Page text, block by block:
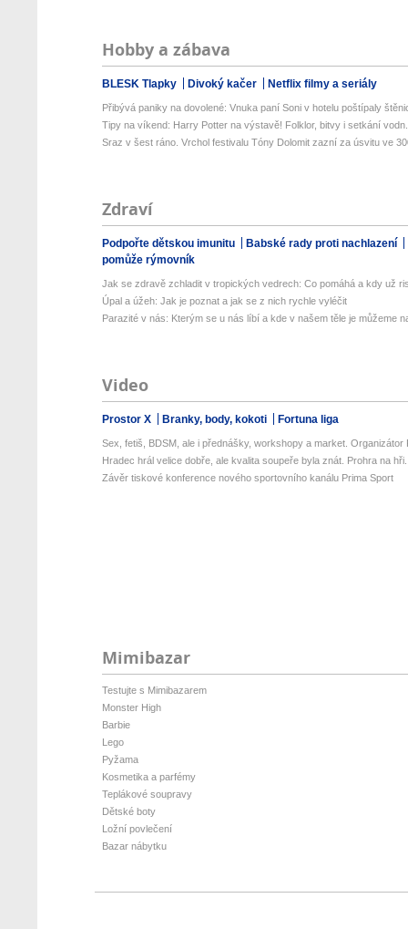
Hobby a zábava
BLESK Tlapky Divoký kačer Netflix filmy a seriály
Přibývá paniky na dovolené: Vnuka paní Soni v hotelu poštípaly
Tipy na víkend: Harry Potter na výstavě! Folklor, bitvy i setkání
Sraz v šest ráno. Vrchol festivalu Tóny Dolomit zazní za úsvitu ve
Zdraví
Podpořte dětskou imunitu
Babské rady proti nachlazení
pomůže rýmovník
Jak se zdravě zchladit v tropických vedrech: Co pomáhá a kdy už
Úpal a úžeh: Jak je poznat a jak se z nich rychle vyléčit
Parazité v nás: Kterým se u nás líbí a kde v našem těle je můžeme
Video
Prostor X Branky, body, kokoti Fortuna liga
Sex, fetiš, BDSM, ale i přednášky, workshopy a market. Organizátor
Hradec hrál velice dobře, ale kvalita soupeře byla znát. Prohra na
Závěr tiskové konference nového sportovního kanálu Prima Sport
Mimibazar
Testujte s Mimibazarem
Monster High
Barbie
Lego
Pyžama
Kosmetika a parfémy
Teplákové soupravy
Dětské boty
Ložní povlečení
Bazar nábytku